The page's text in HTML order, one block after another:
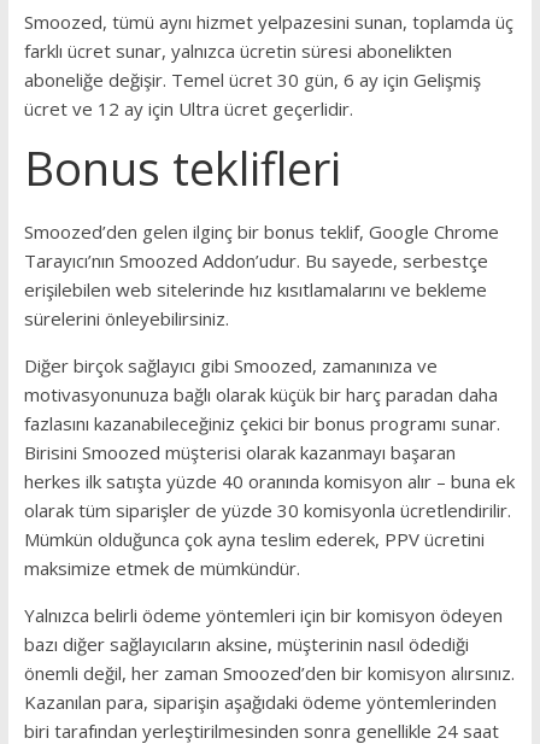
Smoozed, tümü aynı hizmet yelpazesini sunan, toplamda üç
farklı ücret sunar, yalnızca ücretin süresi abonelikten
aboneliğe değişir. Temel ücret 30 gün, 6 ay için Gelişmiş
ücret ve 12 ay için Ultra ücret geçerlidir.
Bonus teklifleri
Smoozed’den gelen ilginç bir bonus teklif, Google Chrome
Tarayıcı’nın Smoozed Addon’udur. Bu sayede, serbestçe
erişilebilen web sitelerinde hız kısıtlamalarını ve bekleme
sürelerini önleyebilirsiniz.
Diğer birçok sağlayıcı gibi Smoozed, zamanınıza ve
motivasyonunuza bağlı olarak küçük bir harç paradan daha
fazlasını kazanabileceğiniz çekici bir bonus programı sunar.
Birisini Smoozed müşterisi olarak kazanmayı başaran
herkes ilk satışta yüzde 40 oranında komisyon alır – buna ek
olarak tüm siparişler de yüzde 30 komisyonla ücretlendirilir.
Mümkün olduğunca çok ayna teslim ederek, PPV ücretini
maksimize etmek de mümkündür.
Yalnızca belirli ödeme yöntemleri için bir komisyon ödeyen
bazı diğer sağlayıcıların aksine, müşterinin nasıl ödediği
önemli değil, her zaman Smoozed’den bir komisyon alırsınız.
Kazanılan para, siparişin aşağıdaki ödeme yöntemlerinden
biri tarafından yerleştirilmesinden sonra genellikle 24 saat